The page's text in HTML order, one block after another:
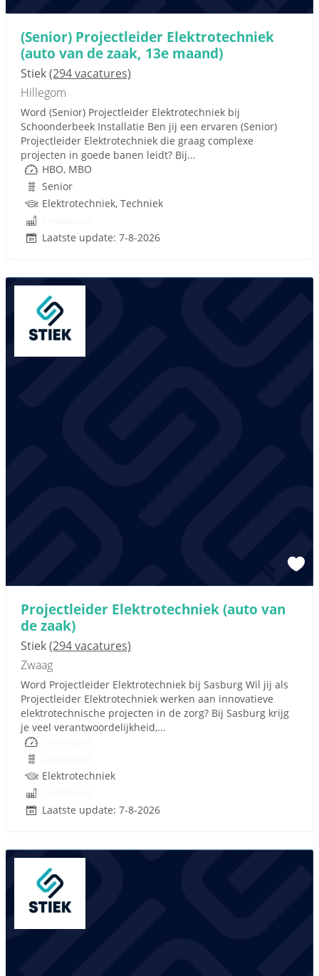
(Senior) Projectleider Elektrotechniek
(auto van de zaak, 13e maand)
Stiek(294 vacatures)
Hillegom
Word (Senior) Projectleider Elektrotechniek bij
Schoonderbeek Installatie Ben jij een ervaren (Senior)
Projectleider Elektrotechniek die graag complexe
projecten in goede banen leidt? Bij...
HBO, MBO
Senior
Elektrotechniek, Techniek
Laatste update: 7-8-2026
Projectleider Elektrotechniek (auto van
de zaak)
Stiek(294 vacatures)
Zwaag
Word Projectleider Elektrotechniek bij Sasburg Wil jij als
Projectleider Elektrotechniek werken aan innovatieve
elektrotechnische projecten in de zorg? Bij Sasburg krijg
je veel verantwoordelijkheid,...
Elektrotechniek
Laatste update: 7-8-2026